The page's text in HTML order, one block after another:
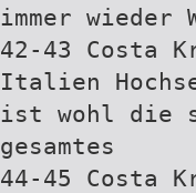
immer wieder
42-43 Costa
Italien
ist wohl die
gesamtes
44-45 Costa